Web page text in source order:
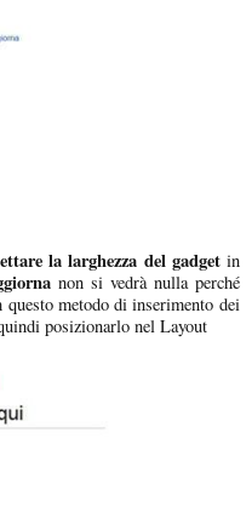
la larghezza del gadgetin
non si vedrà nulla perché
metodo di inserimento dei
posizionarlo nel Layout